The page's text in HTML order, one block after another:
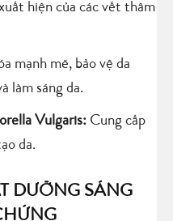
hiện của các vết thâm
mạnh mẽ, bảo vệ da
làm sáng da.
Vulgaris: Cung cấp
da.
DƯỠNG SÁNG